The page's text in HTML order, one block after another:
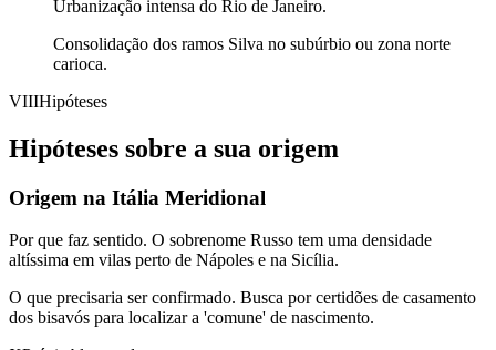
Urbanização intensa do Rio de Janeiro.
Consolidação dos ramos Silva no subúrbio ou zona norte
carioca.
VIIIHipóteses
Hipóteses sobre a sua origem
Origem na Itália Meridional
Por que faz sentido. O sobrenome Russo tem uma densidade
altíssima em vilas perto de Nápoles e na Sicília.
O que precisaria ser confirmado. Busca por certidões de casamento
dos bisavós para localizar a 'comune' de nascimento.